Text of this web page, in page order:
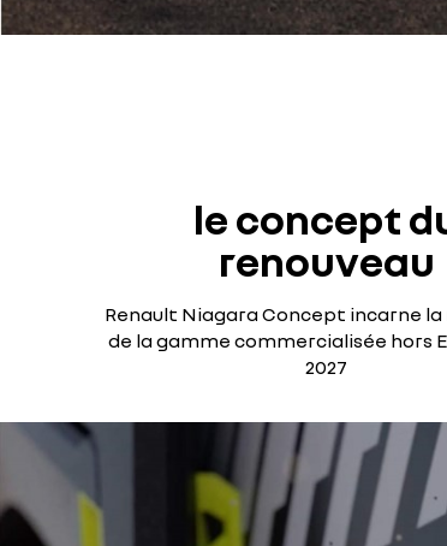
le concept
renouveau
Renault Niagara Concept incarne
de la gamme commercialisée hors
2027